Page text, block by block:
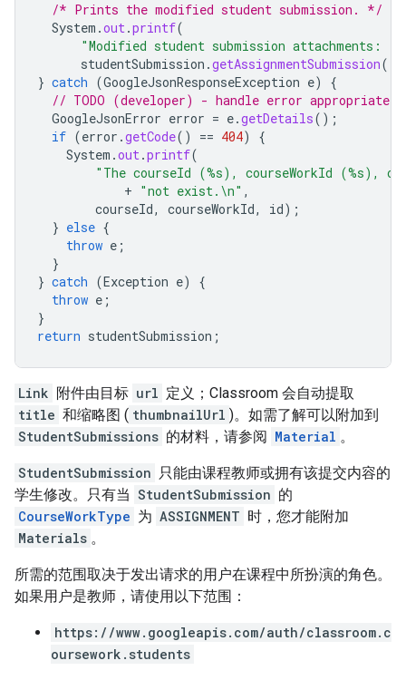
/* Prints the modified student submission. */
System .out.printf(
"Modified student submission attachments:
studentSubmission .getAssignmentSubmission().
} catch (GoogleJsonResponseException e)
{
// TODO (developer) - handle error appropriately
GoogleJsonError error = e.getDetails();
if (error .getCode() == 404)
{
System .out.printf(
"The courseId (%s), courseWorkId (%s),
+ "not exist.\n" ,
courseId, courseWorkId, id);
} else {
throw e ;
}
} catch (Exception e)
{
throw e ;
}
return studentSubmission ;
Link 附件由目标 url 定义；Classroom 会自动提取
title 和缩略图 ( thumbnailUrl )。如需了解可以附加到
StudentSubmissions 的材料，请参阅 Material 。
StudentSubmission 只能由课程教师或拥有该提交内容的
学生修改。只有当 StudentSubmission 的
CourseWorkType 为 ASSIGNMENT 时，您才能附加
Materials 。
所需的范围取决于发出请求的用户在课程中所扮演的角色。
如果用户是教师，请使用以下范围：
https://www.googleapis.com/auth/classroom.c
oursework.students